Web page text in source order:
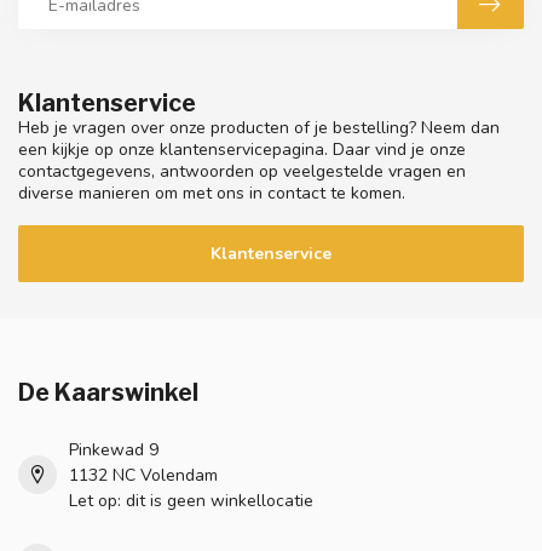
Klantenservice
Heb je vragen over onze producten of je bestelling? Neem dan
een kijkje op onze klantenservicepagina. Daar vind je onze
contactgegevens, antwoorden op veelgestelde vragen en
diverse manieren om met ons in contact te komen.
Klantenservice
De Kaarswinkel
Pinkewad 9
1132 NC Volendam
Let op: dit is geen winkellocatie